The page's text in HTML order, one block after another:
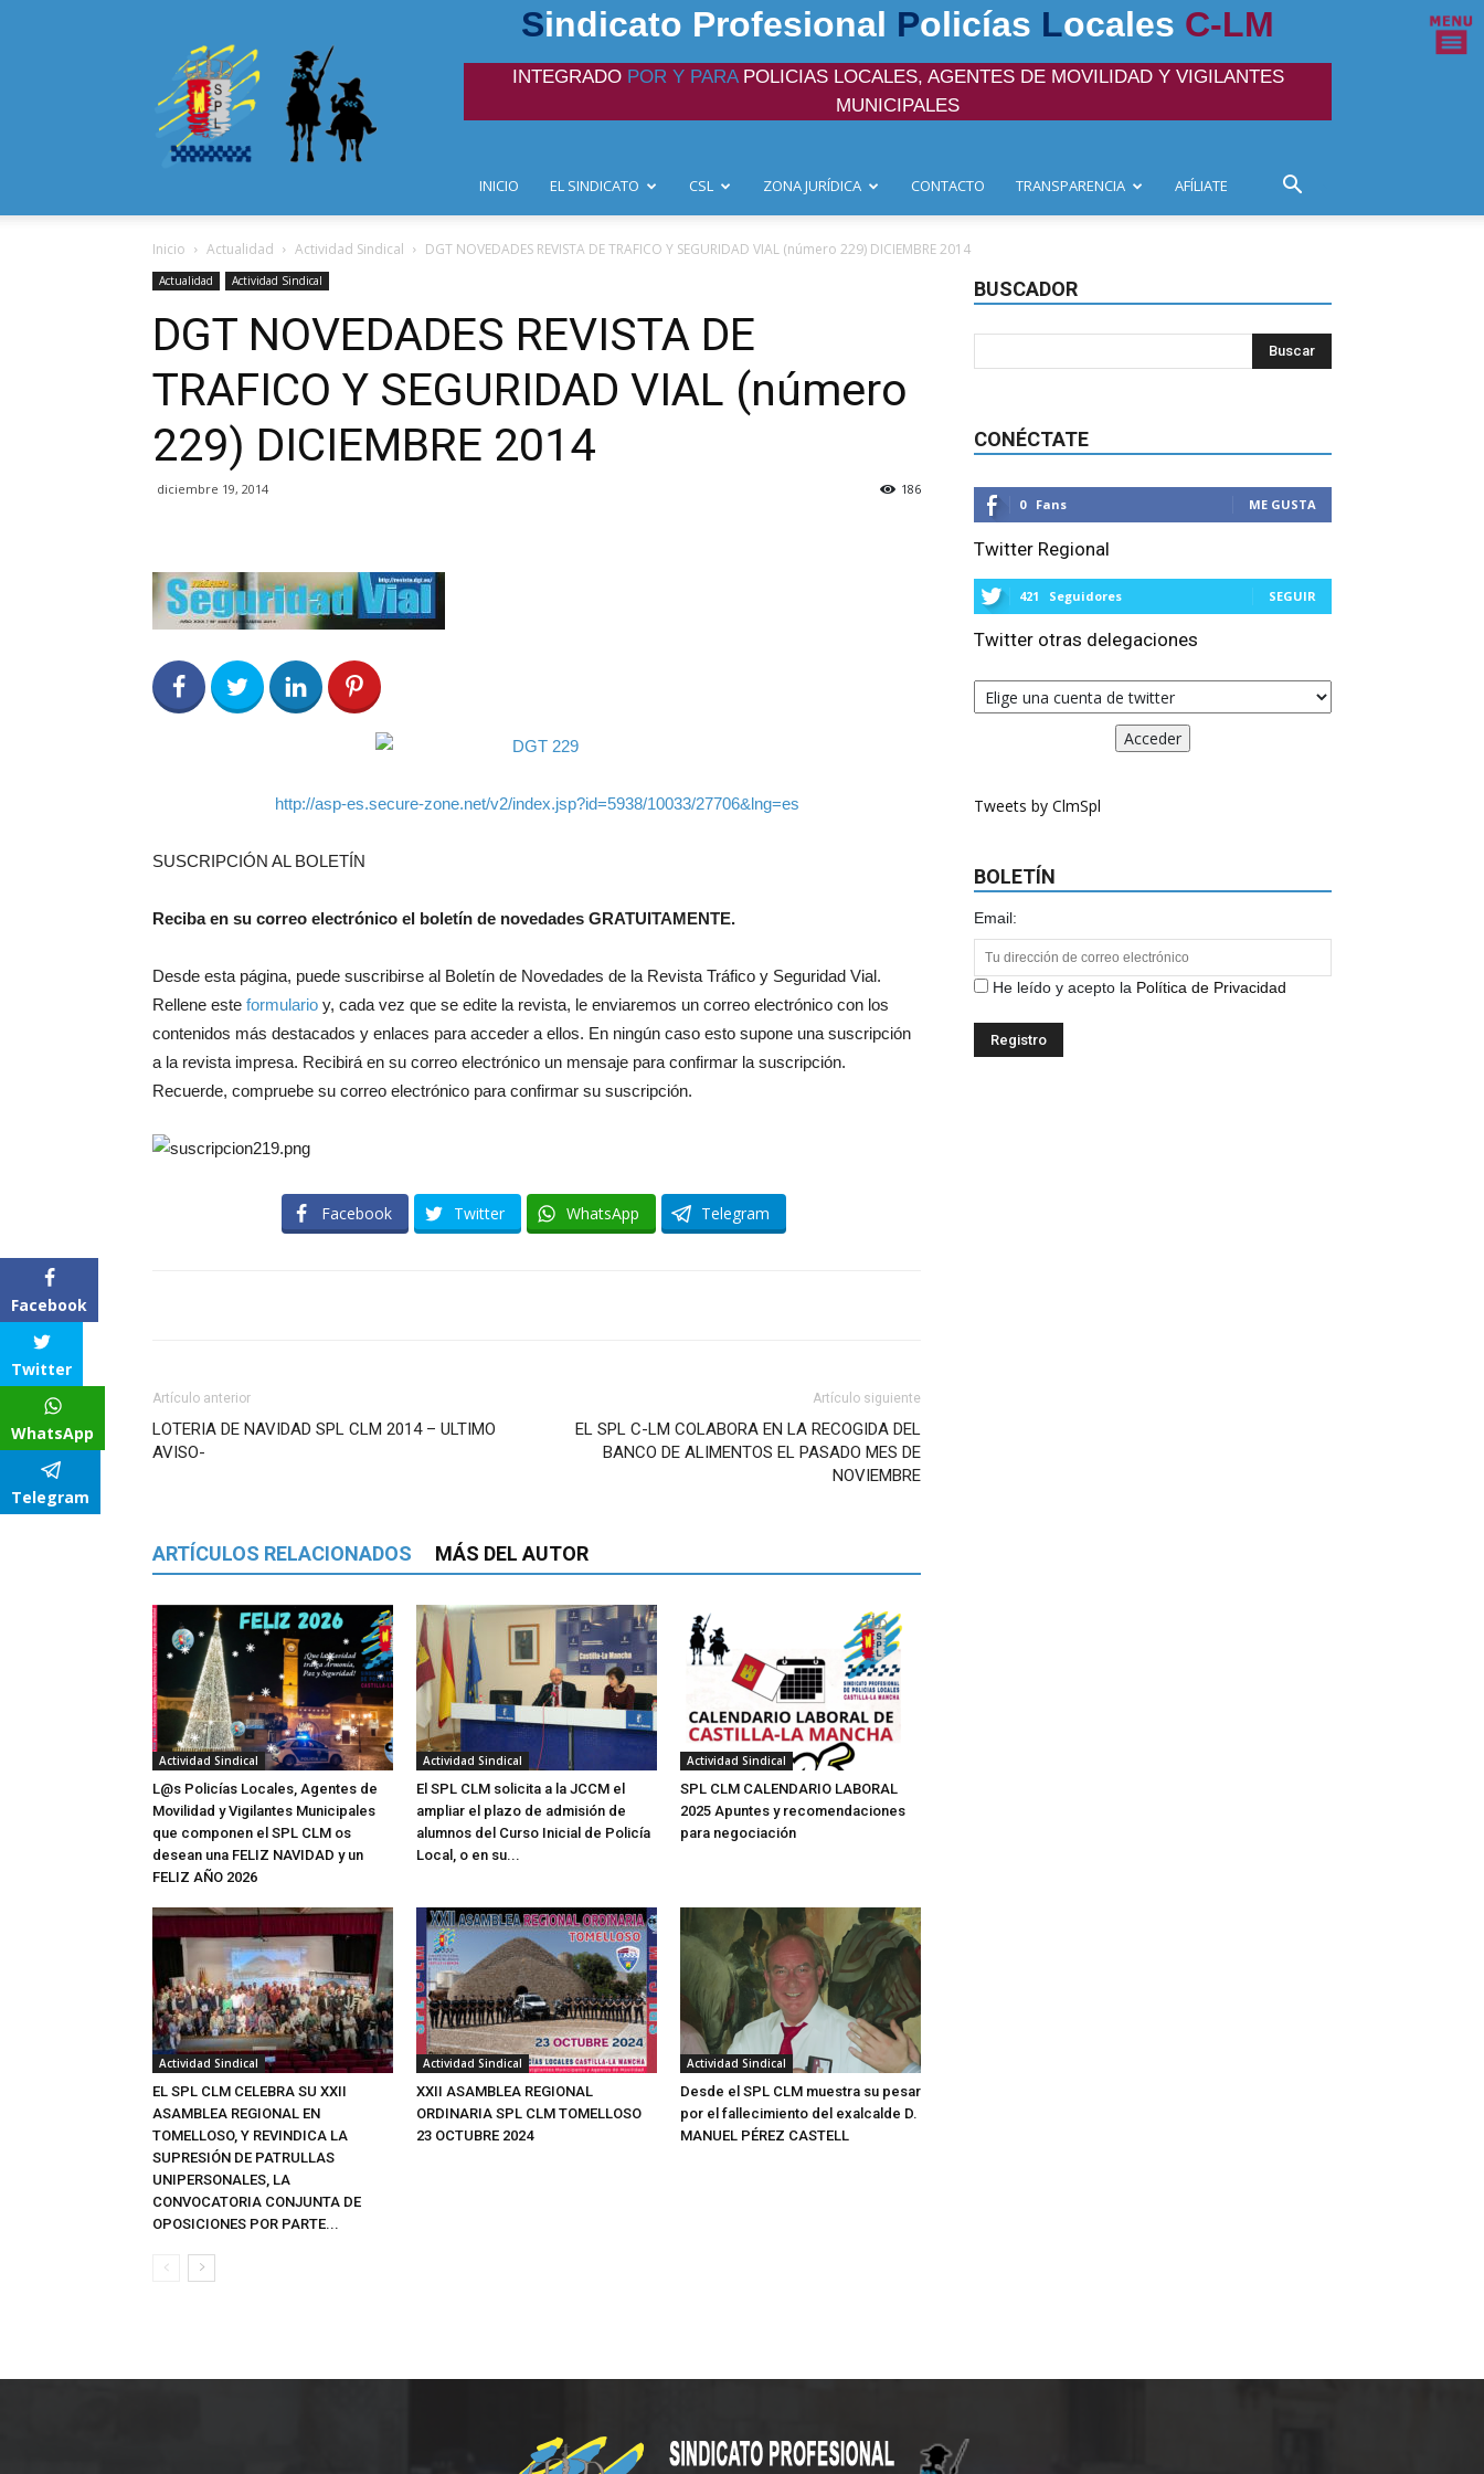
Sindicato Profesional Policías Locales C-LM
INTEGRADO POR Y PARAPOLICIAS LOCALES, AGENTES DE MOVILIDAD Y VIGILANTES
MUNICIPALES
INICIO EL SINDICATO CSL ZONA JURÍDICA CONTACTO TRANSPARENCIA AFÍLIATE
Inicio Actualidad Actividad Sindical DGT NOVEDADES REVISTA DE TRAFICO Y SEGURIDAD VIAL (número 229) DICIEMBRE 2014
Actualidad Actividad Sindical
DGT NOVEDADES REVISTA DE
TRAFICO Y SEGURIDAD VIAL (número
229) DICIEMBRE 2014
diciembre 19, 2014 186
0 Share on Facebook
0 Share on Twitter
0
http://asp-es.secure-zone.net/v2/index.jsp?id=5938/10033/27706&lng=es
SUSCRIPCIÓN AL BOLETÍN
Reciba en su correo electrónico el boletín de novedades GRATUITAMENTE.
Desde esta página, puede suscribirse al Boletín de Novedades de la Revista Tráfico y Seguridad Vial.
Rellene este formulario y, cada vez que se edite la revista, le enviaremos un correo electrónico con los
contenidos más destacados y enlaces para acceder a ellos. En ningún caso esto supone una suscripción
a la revista impresa. Recibirá en su correo electrónico un mensaje para confirmar la suscripción.
Recuerde, compruebe su correo electrónico para confirmar su suscripción.
Facebook Twitter WhatsApp Telegram
Artículo anterior
LOTERIA DE NAVIDAD SPL CLM 2014 – ULTIMO
AVISO-
Artículo siguiente
EL SPL C-LM COLABORA EN LA RECOGIDA DEL
BANCO DE ALIMENTOS EL PASADO MES DE
NOVIEMBRE
ARTÍCULOS RELACIONADOS MÁS DEL AUTOR
Actividad Sindical
L@s Policías Locales, Agentes de
Movilidad y Vigilantes Municipales
que componen el SPL CLM os
desean una FELIZ NAVIDAD y un
FELIZ AÑO 2026
Actividad Sindical
El SPL CLM solicita a la JCCM el
ampliar el plazo de admisión de
alumnos del Curso Inicial de Policía
Local, o en su...
Actividad Sindical
SPL CLM CALENDARIO LABORAL
2025 Apuntes y recomendaciones
para negociación
Actividad Sindical
EL SPL CLM CELEBRA SU XXII
ASAMBLEA REGIONAL EN
TOMELLOSO, Y REVINDICA LA
SUPRESIÓN DE PATRULLAS
UNIPERSONALES, LA
CONVOCATORIA CONJUNTA DE
OPOSICIONES POR PARTE...
Actividad Sindical
XXII ASAMBLEA REGIONAL
ORDINARIA SPL CLM TOMELLOSO
23 OCTUBRE 2024
Actividad Sindical
Desde el SPL CLM muestra su pesar
por el fallecimiento del exalcalde D.
MANUEL PÉREZ CASTELL
BUSCADOR
CONÉCTATE
0 Fans ME GUSTA
Twitter Regional
421 Seguidores SEGUIR
Twitter otras delegaciones
Tweets by ClmSpl
BOLETÍN
Email:
He leído y acepto la Política de Privacidad
Facebook
Twitter
WhatsApp
Telegram